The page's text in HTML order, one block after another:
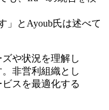
」とAyoub氏は述べて
や状況を理解し
非営利組織とし
スを最適化する